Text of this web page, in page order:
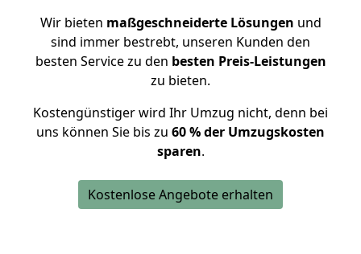
Wir bieten maßgeschneiderte Lösungen und
sind immer bestrebt, unseren Kunden den
besten Service zu den besten Preis-Leistungen
zu bieten.
Kostengünstiger wird Ihr Umzug nicht, denn bei
uns können Sie bis zu 60 % der Umzugskosten
sparen.
Kostenlose Angebote erhalten